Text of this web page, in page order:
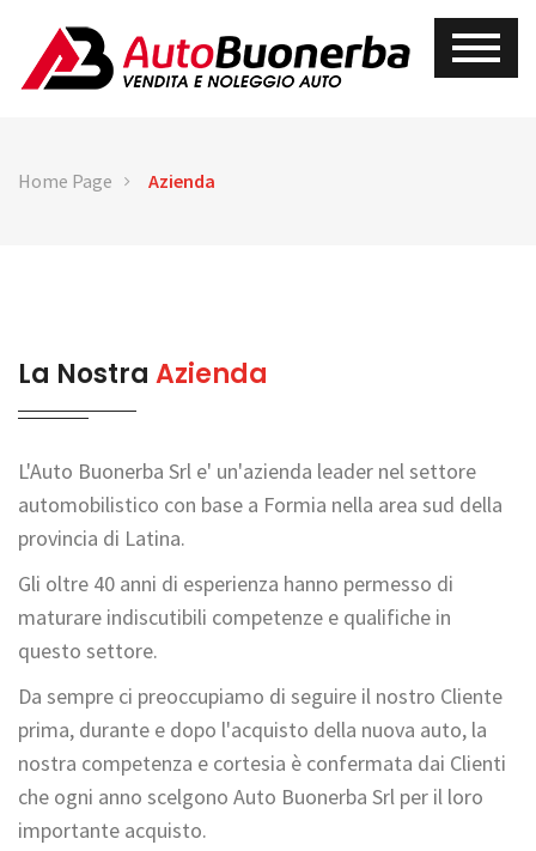
Home Page Azienda
La Nostra Azienda
L'Auto Buonerba Srl e' un'azienda leader nel settore
automobilistico con base a Formia nella area sud della
provincia di Latina.
Gli oltre 40 anni di esperienza hanno permesso di
maturare indiscutibili competenze e qualifiche in
questo settore.
Da sempre ci preoccupiamo di seguire il nostro Cliente
prima, durante e dopo l'acquisto della nuova auto, la
nostra competenza e cortesia è confermata dai Clienti
che ogni anno scelgono Auto Buonerba Srl per il loro
importante acquisto.